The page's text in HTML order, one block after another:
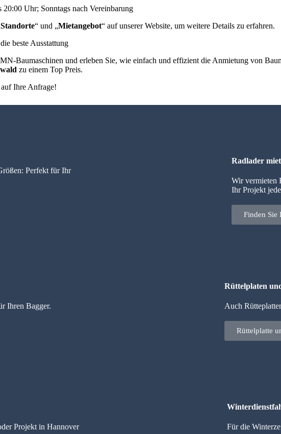
Uhr; Sonntags nach Vereinbarung
Standorte“ und „Mietangebot“ auf unserer Website, um weitere Details zu erfahren.
beste Ausstattung
Baumaschinen und erleben Sie, wie einfach und effizient die Anmietung von
zu einem Top Preis.
Ihre Anfrage!
Perfekt für Ihr
Radlader
Wir vermieten
Ihr Projekt
Finden Sie
Ihren Bagger.
Rüttelplaten
Auch
Rüttelplatte
Projekt in Hannover Für die